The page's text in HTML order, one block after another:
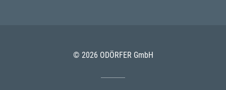
© 2026 ODÖRFER GmbH